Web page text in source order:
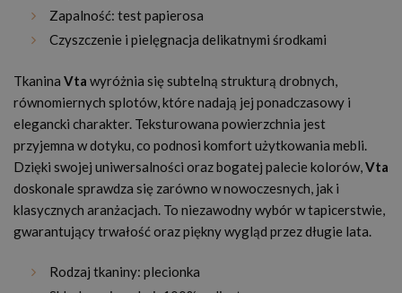
Zapalność: test papierosa
Czyszczenie i pielęgnacja delikatnymi środkami
Tkanina Vta wyróżnia się subtelną strukturą drobnych,
równomiernych splotów, które nadają jej ponadczasowy i
elegancki charakter. Teksturowana powierzchnia jest
przyjemna w dotyku, co podnosi komfort użytkowania mebli.
Dzięki swojej uniwersalności oraz bogatej palecie kolorów,Vta
doskonale sprawdza się zarówno w nowoczesnych, jak i
klasycznych aranżacjach. To niezawodny wybór w tapicerstwie,
gwarantujący trwałość oraz piękny wygląd przez długie lata.
Rodzaj tkaniny: plecionka